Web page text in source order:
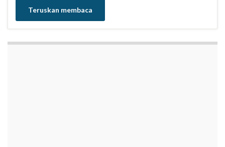
Teruskan membaca